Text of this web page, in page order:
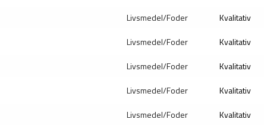
Livsmedel/Foder Kvalitativ
Livsmedel/Foder Kvalitativ
Livsmedel/Foder Kvalitativ
Livsmedel/Foder Kvalitativ
Livsmedel/Foder Kvalitativ